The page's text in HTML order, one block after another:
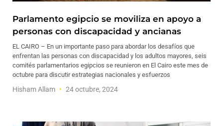
Parlamento egipcio se moviliza en apoyo a
personas con discapacidad y ancianas
EL CAIRO – En un importante paso para abordar los desafíos que
enfrentan las personas con discapacidad y los adultos mayores, seis
comités parlamentarios egipcios se reunieron en El Cairo este mes de
octubre para discutir estrategias nacionales y esfuerzos
Hisham Allam 24 octubre, 2024